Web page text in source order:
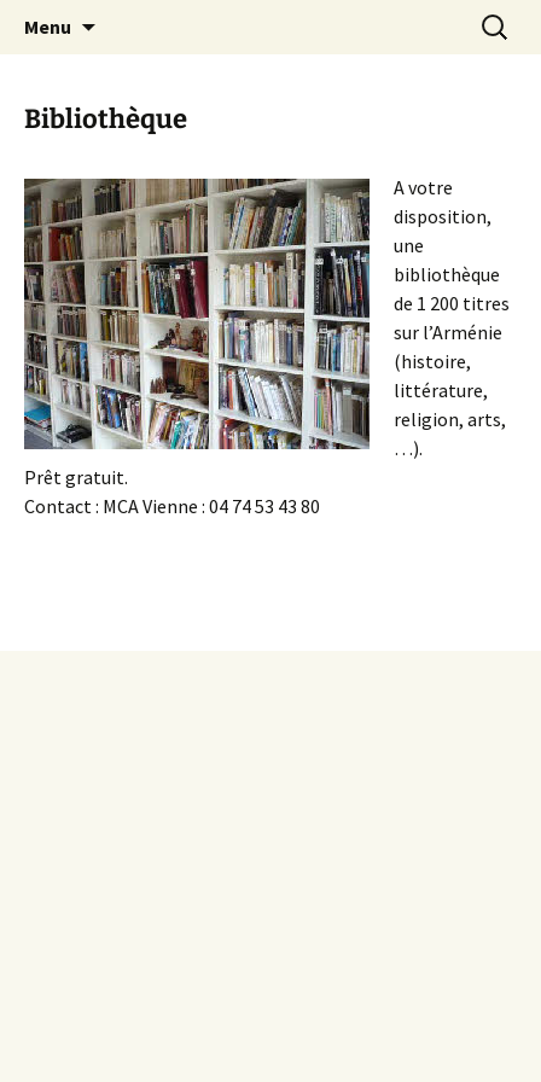
MCA Vienne
Le site de la Maison de la Culture
Arménienne de Vienne
Menu
Bibliothèque
A votre
disposition,
une
bibliothèque
de 1 200 titres
sur l’Arménie
(histoire,
littérature,
religion, arts,
…).
Prêt gratuit.
Contact : MCA Vienne : 04 74 53 43 80